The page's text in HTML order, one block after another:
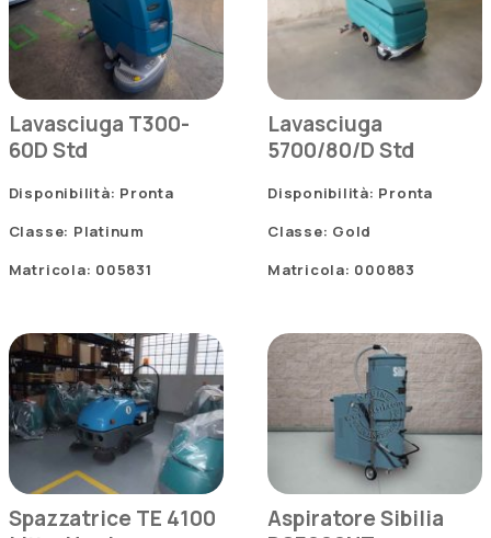
Lavasciuga T300-
60D Std
Disponibilità: Pronta
Classe: Platinum
Matricola: 005831
Lavasciuga
5700/80/D Std
Disponibilità: Pronta
Classe: Gold
Matricola: 000883
Spazzatrice TE 4100
Aspiratore Sibilia